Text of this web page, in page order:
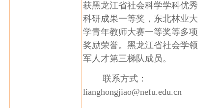
获黑龙江省社会科学学科优秀
科研成果一等奖，东北林业大
学青年教师大赛一等奖等多项
奖励荣誉。黑龙江省社会学领
军人才第三梯队成员。
联系方式：
lianghongjiao@nefu.edu.cn